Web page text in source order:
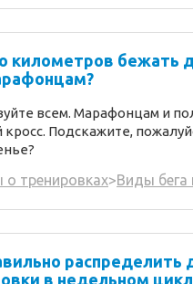
километров бежать
всем. Марафонцам и
Подскажите,
о тренировках>Виды бега
в недельном